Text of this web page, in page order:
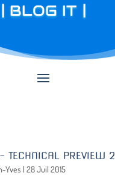
| BLOG IT |
TECHNICAL PREVIEW 2
Yves | 28 Juil 2015